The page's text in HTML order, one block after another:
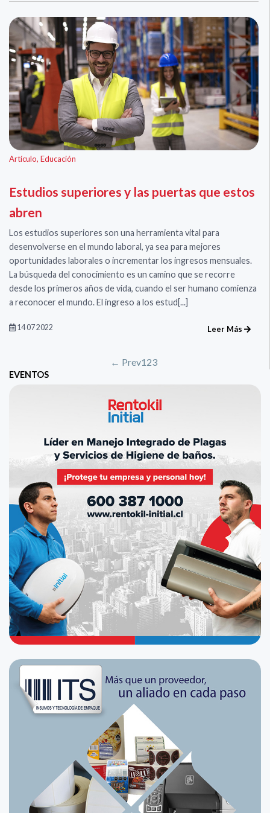
Artículo, Educación
Estudios superiores y las puertas que estos
abren
Los estudios superiores son una herramienta vital para
desenvolverse en el mundo laboral, ya sea para mejores
oportunidades laborales o incrementar los ingresos mensuales. ​​​​​​​
La búsqueda del conocimiento es un camino que se recorre
desde los primeros años de vida, cuando el ser humano comienza
a reconocer el mundo. ​​​​​​​El ingreso a los estud[...]
14 07 2022 Leer Más
← Prev123
EVENTOS